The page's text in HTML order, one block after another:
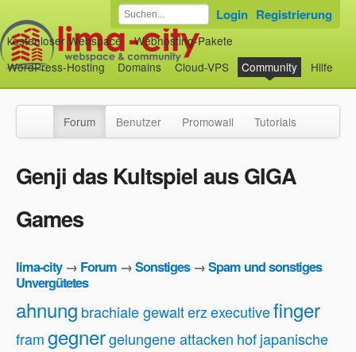
kostenloser Webspace
Webhosting-Pakete
WordPress-Hosting
Domains Cloud-VPS Community Hilfe
Login Registrierung
Forum Benutzer Promowall Tutorials
Genji das Kultspiel aus GIGA
Games
lima-city→ Forum →Sonstiges→Spam und sonstiges
Unvergütetes
ahnung brachiale gewalterzexecutivefinger
framgegnergelungene attacken hofjapanische